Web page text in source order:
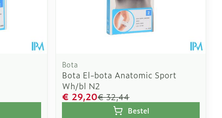
Bota
Bota El-bota Anatomic Sport
Wh/bl N2
€ 32,44
€ 29,20
Bestel